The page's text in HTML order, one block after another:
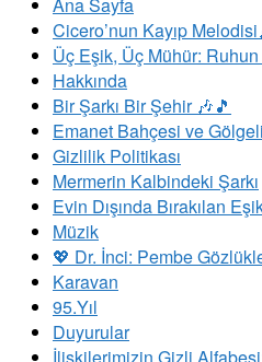
Ana Sayfa
Cicero’nun Kayıp
Üç Eşik, Üç Mühür: Ruhun
Hakkında
Bir Şarkı Bir Şehir 🎶🎵
Emanet Bahçesi ve
Gizlilik Politikası
Mermerin Kalbindeki Şarkı
Evin Dışında Bırakılan
Müzik
💖 Dr. İnci: Pembe
Karavan
95.Yıl
Duyurular